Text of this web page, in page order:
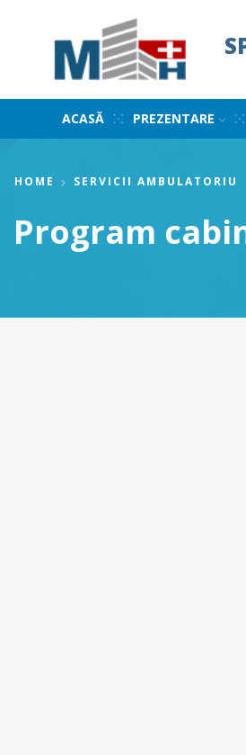
ACASĂ PREZENTARE
HOME SERVICII AMBULATORIU
Program